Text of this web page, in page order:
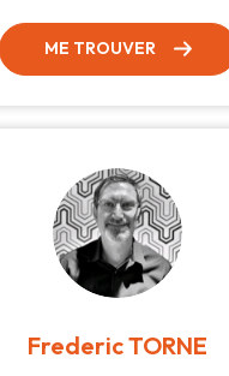
ME TROUVER
Frederic TORNE